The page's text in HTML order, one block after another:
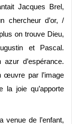
Jacques Brel,
chercheur d’or, /
on trouve Dieu,
et Pascal.
d’espérance.
œuvre par l’image
la joie qu’apporte
venue de l’enfant,